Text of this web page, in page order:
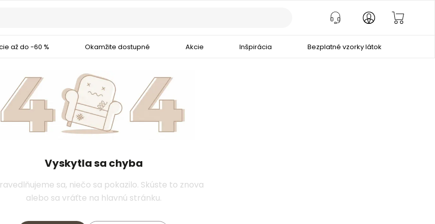
až do -60 % Okamžite dostupné Akcie Inšpirácia Bezplatné vzorky látok
Vyskytla sa chyba
sa, niečo sa pokazilo. Skúste to znova
alebo sa vráťte na hlavnú stránku.